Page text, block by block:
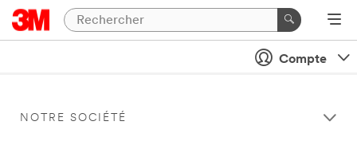
Compte
NOTRE SOCIÉTÉ